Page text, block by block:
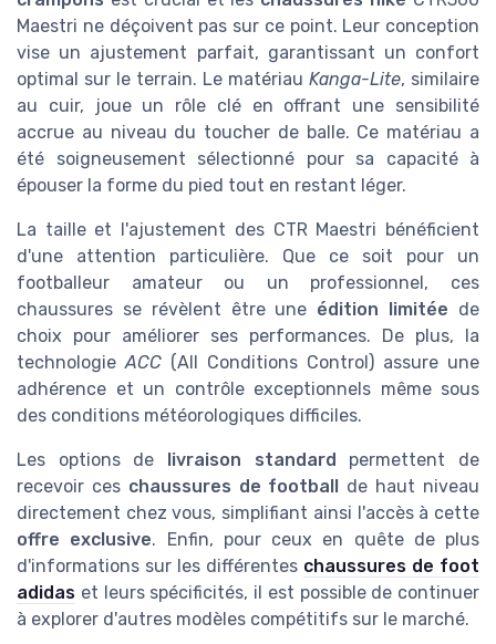
Maestri ne déçoivent pas sur ce point. Leur conception
vise un ajustement parfait, garantissant un confort
optimal sur le terrain. Le matériau Kanga-Lite, similaire
au cuir, joue un rôle clé en offrant une sensibilité
accrue au niveau du toucher de balle. Ce matériau a
été soigneusement sélectionné pour sa capacité à
épouser la forme du pied tout en restant léger.
La taille et l'ajustement des CTR Maestri bénéficient
d'une attention particulière. Que ce soit pour un
footballeur amateur ou un professionnel, ces
chaussures se révèlent être une édition limitée de
choix pour améliorer ses performances. De plus, la
technologieACC (All Conditions Control) assure une
adhérence et un contrôle exceptionnels même sous
des conditions météorologiques difficiles.
Les options de livraison standard
permettent de
recevoir ces chaussures de football
de haut niveau
directement chez vous, simplifiant ainsi l'accès à cette
offre exclusive. Enfin, pour ceux en quête de plus
d'informations sur les différentes chaussures de foot
adidas et leurs spécificités, il est possible de continuer
à explorer d'autres modèles compétitifs sur le marché.